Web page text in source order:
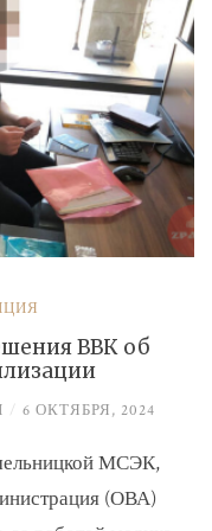
ВВК об
/ 6 ОКТЯБРЯ, 2024
МСЭК,
(ОВА)